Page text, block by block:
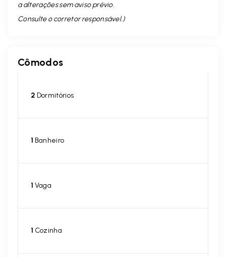
a alterações sem aviso prévio.
Consulte o corretor responsável. )
Cômodos
2 Dormitórios
1 Banheiro
1 Vaga
1 Cozinha